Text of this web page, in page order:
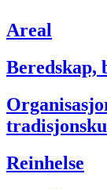
Areal
Beredskap,
Reinhelse